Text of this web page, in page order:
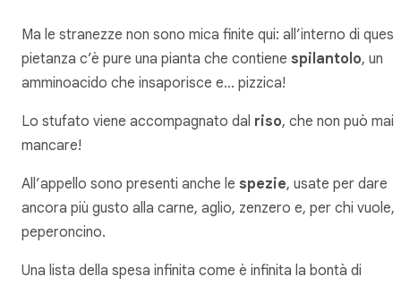
Ma le stranezze non sono mica finite qui: all’interno di
pietanza c’è pure una pianta che contiene spilantolo, un
amminoacido che insaporisce e… pizzica!
Lo stufato viene accompagnato dal riso, che non può mai
mancare!
All’appello sono presenti anche le spezie, usate per dare
ancora più gusto alla carne, aglio, zenzero e, per chi vuole,
peperoncino.
Una lista della spesa infinita come è infinita la bontà di